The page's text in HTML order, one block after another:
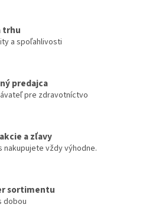
e
k
y
p
i
s
i
e
trhu
a spoľahlivosti
predajca
pre zdravotníctvo
a zľavy
nakupujete vždy výhodne.
sortimentu
dobou